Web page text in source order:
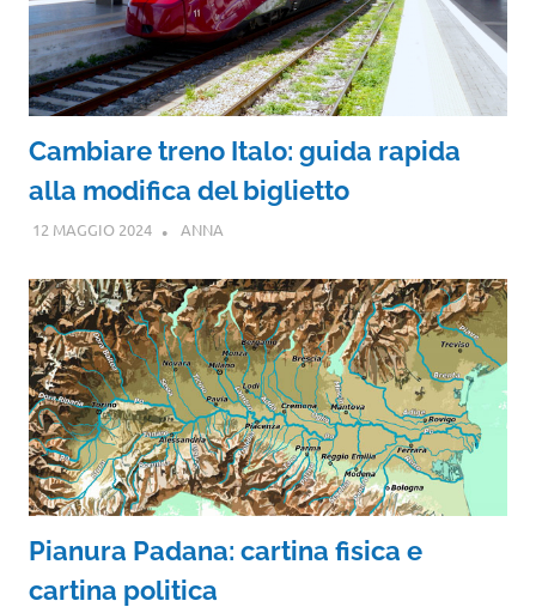
Cambiare treno Italo: guida rapida
alla modifica del biglietto
12 MAGGIO 2024 ANNA
Pianura Padana: cartina fisica e
cartina politica